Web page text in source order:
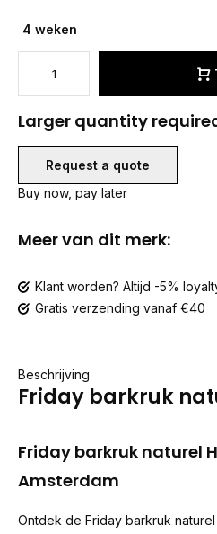
4 weken
Larger quantity
Request a quote
Buy now, pay later
Meer van dit merk:
Klant worden? Altijd -5%
Gratis verzending vanaf €40
Beschrijving
Friday barkruk
Friday barkruk naturel
Amsterdam
Ontdek de Friday barkruk naturel